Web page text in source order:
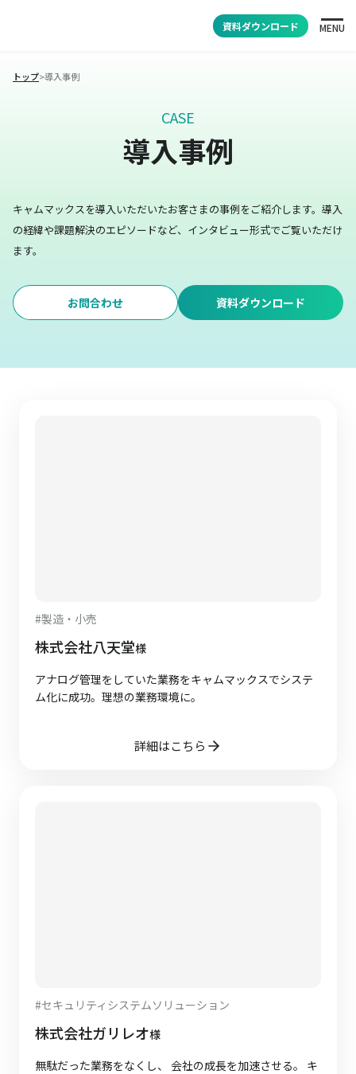
資料ダウンロード MENU
トップ>導入事例
CASE
導入事例
キャムマックスを導入いただいたお客さまの事例をご紹介します。 導入
の経緯や課題解決のエピソードなど、インタビュー形式でご覧いただけ
ます。
お問合わせ 資料ダウンロード
#製造・小売
株式会社八天堂様
アナログ管理をしていた業務をキャムマックスでシステ
ム化に成功。理想の業務環境に。
詳細はこちら
#セキュリティシステムソリューション
株式会社ガリレオ様
無駄だった業務をなくし、 会社の成長を加速させる。 キ